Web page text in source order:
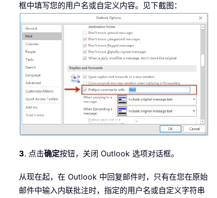
框中填写您的用户名或自定义内容。见下截图：
3. 点击确定按钮，关闭 Outlook 选项对话框。
从现在起，在 Outlook 中回复邮件时，只有在您在原始
邮件中输入内联批注时，指定的用户名或自定义字符串